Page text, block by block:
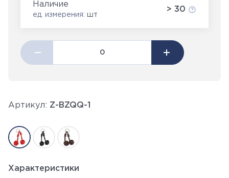
Артикул: Z-BZQQ-1
Характеристики
Наличие
ед. измерения: шт
> 30